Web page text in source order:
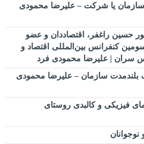
سازمان یا شرکت – علیرضا محمودی
حسین راغفر، اقتصاددان و عضو
کنفرانس بین‌المللی اقتصاد و
سران | علیرضا محمودی فرد
سازمان – علیرضا محمودی
فیزیکی و کالبدی روستای